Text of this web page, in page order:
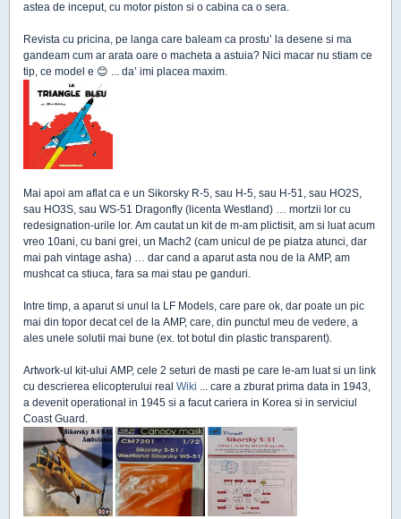
astea de inceput, cu motor piston si o cabina ca o sera.
Revista cu pricina, pe langa care baleam ca prostu’ la desene si ma
gandeam cum ar arata oare o macheta a astuia? Nici macar nu stiam ce
tip, ce model e 😊 ... da’ imi placea maxim.
Mai apoi am aflat ca e un Sikorsky R-5, sau H-5, sau H-51, sau HO2S,
sau HO3S, sau WS-51 Dragonfly (licenta Westland) … mortzii lor cu
redesignation-urile lor. Am cautat un kit de m-am plictisit, am si luat acum
vreo 10ani, cu bani grei, un Mach2 (cam unicul de pe piatza atunci, dar
mai pah vintage asha) … dar cand a aparut asta nou de la AMP, am
mushcat ca stiuca, fara sa mai stau pe ganduri.
Intre timp, a aparut si unul la LF Models, care pare ok, dar poate un pic
mai din topor decat cel de la AMP, care, din punctul meu de vedere, a
ales unele solutii mai bune (ex. tot botul din plastic transparent).
Artwork-ul kit-ului AMP, cele 2 seturi de masti pe care le-am luat si un link
cu descrierea elicopterului real Wiki ... care a zburat prima data in 1943,
a devenit operational in 1945 si a facut cariera in Korea si in serviciul
Coast Guard.